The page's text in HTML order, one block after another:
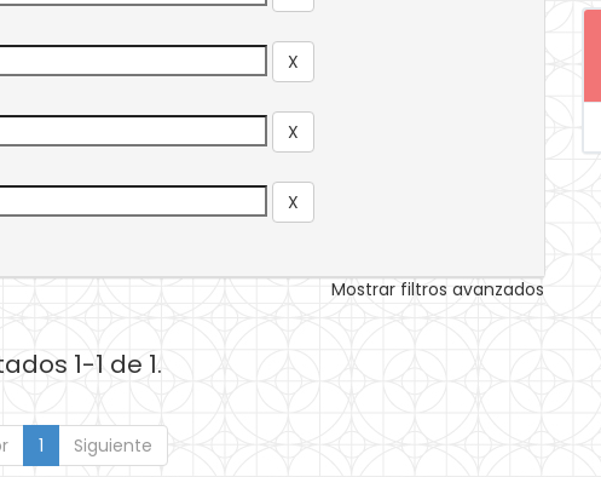
Mostrar filtros avanzados
1-1 de 1.
1 Siguiente